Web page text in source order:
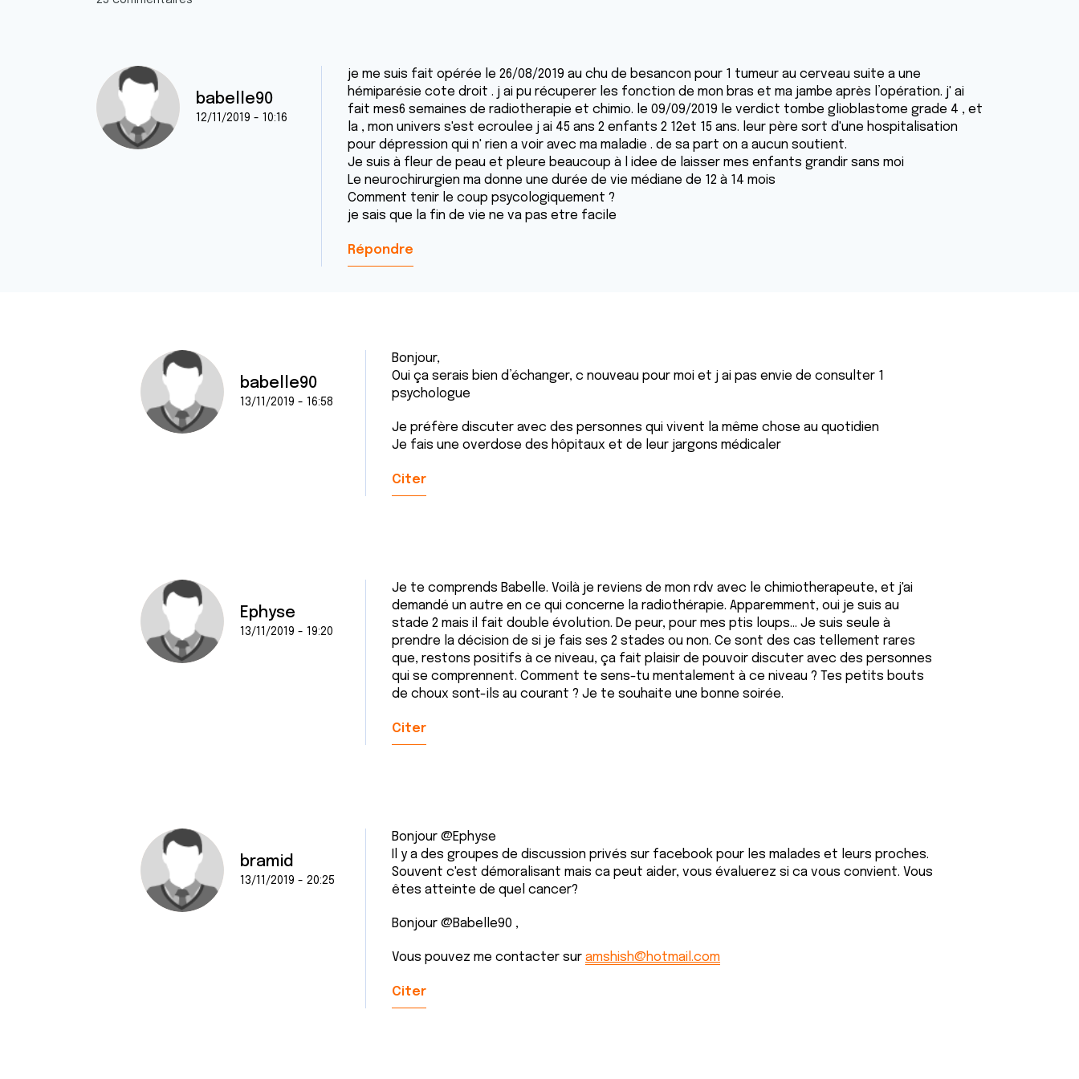
babelle90
12/11/2019 - 10:16
je me suis fait opérée le 26/08/2019 au chu de besancon pour 1 tumeur au cerveau suite a une
hémiparésie cote droit . j ai pu récuperer les fonction de mon bras et ma jambe après l’opération. j' ai
fait mes6 semaines de radiotherapie et chimio. le 09/09/2019 le verdict tombe glioblastome grade 4 , et
la , mon univers s'est ecroulee j ai 45 ans 2 enfants 2 12et 15 ans. leur père sort d'une hospitalisation
pour dépression qui n' rien a voir avec ma maladie . de sa part on a aucun soutient.
Je suis à fleur de peau et pleure beaucoup à l idee de laisser mes enfants grandir sans moi
Le neurochirurgien ma donne une durée de vie médiane de 12 à 14 mois
Comment tenir le coup psycologiquement ?
je sais que la fin de vie ne va pas etre facile
Répondre
babelle90
13/11/2019 - 16:58
Bonjour,
Oui ça serais bien d’échanger, c nouveau pour moi et j ai pas envie de consulter 1
psychologue
Je préfère discuter avec des personnes qui vivent la même chose au quotidien
Je fais une overdose des hôpitaux et de leur jargons médicaler
Citer
Ephyse
13/11/2019 - 19:20
Je te comprends Babelle. Voilà je reviens de mon rdv avec le chimiotherapeute, et j'ai
demandé un autre en ce qui concerne la radiothérapie. Apparemment, oui je suis au
stade 2 mais il fait double évolution. De peur, pour mes ptis loups... Je suis seule à
prendre la décision de si je fais ses 2 stades ou non. Ce sont des cas tellement rares
que, restons positifs à ce niveau, ça fait plaisir de pouvoir discuter avec des personnes
qui se comprennent. Comment te sens-tu mentalement à ce niveau ? Tes petits bouts
de choux sont-ils au courant ? Je te souhaite une bonne soirée.
Citer
bramid
13/11/2019 - 20:25
Bonjour @Ephyse
Il y a des groupes de discussion privés sur facebook pour les malades et leurs proches.
Souvent c'est démoralisant mais ca peut aider, vous évaluerez si ca vous convient. Vous
êtes atteinte de quel cancer?
Bonjour @Babelle90 ,
Vous pouvez me contacter sur amshish@hotmail.com
Citer